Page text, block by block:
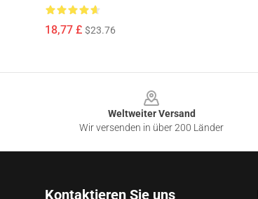
18,77 £ $23.76
Weltweiter Versand
Wir versenden in über 200 Länder
Kontaktieren Sie uns